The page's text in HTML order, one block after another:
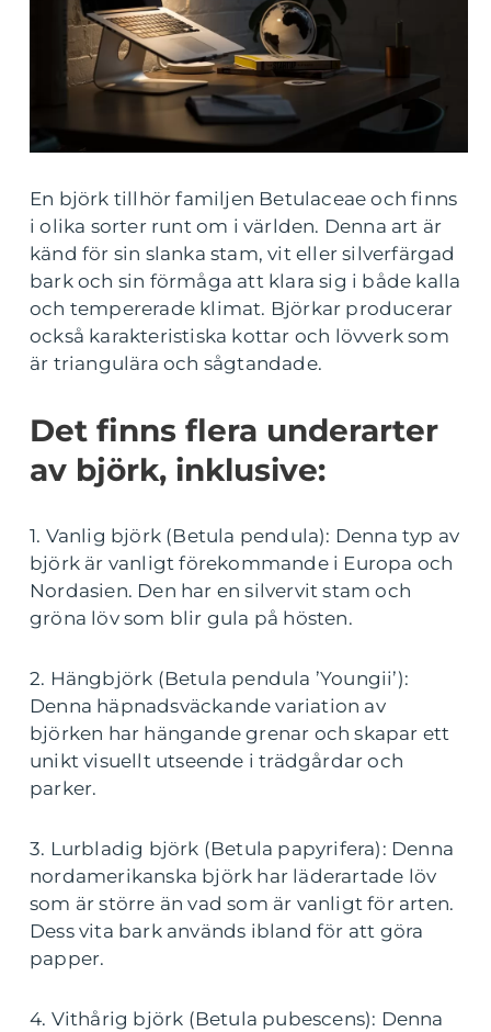
En björk tillhör familjen Betulaceae och finns
i olika sorter runt om i världen. Denna art är
känd för sin slanka stam, vit eller silverfärgad
bark och sin förmåga att klara sig i både kalla
och tempererade klimat. Björkar producerar
också karakteristiska kottar och lövverk som
är triangulära och sågtandade.
Det finns flera underarter
av björk, inklusive:
1. Vanlig björk (Betula pendula): Denna typ av
björk är vanligt förekommande i Europa och
Nordasien. Den har en silvervit stam och
gröna löv som blir gula på hösten.
2. Hängbjörk (Betula pendula ’Youngii’):
Denna häpnadsväckande variation av
björken har hängande grenar och skapar ett
unikt visuellt utseende i trädgårdar och
parker.
3. Lurbladig björk (Betula papyrifera): Denna
nordamerikanska björk har läderartade löv
som är större än vad som är vanligt för arten.
Dess vita bark används ibland för att göra
papper.
4. Vithårig björk (Betula pubescens): Denna